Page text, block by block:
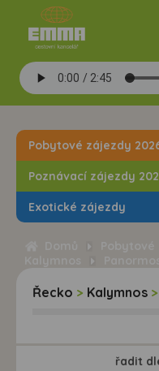
Pobytové zájezdy
Poznávací zájezdy
Exotické zájezdy
Řecko > Kalymnos >
řadit